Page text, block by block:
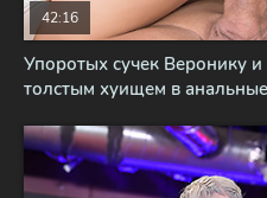
Упоротых сучек Веронику
толстым хуищем в
42:16